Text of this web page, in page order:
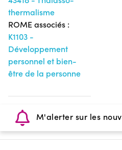
thermalisme
ROME associés :
K1103 -
Développement
personnel et bien-
être de la personne
M'alerter sur les